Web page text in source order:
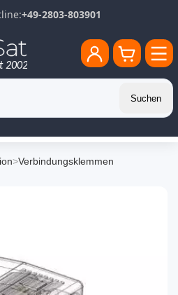
+49-2803-803901
Suchen
>Verbindungsklemmen